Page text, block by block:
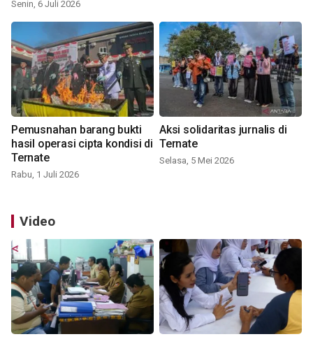
Senin, 6 Juli 2026
Pemusnahan barang bukti
hasil operasi cipta kondisi di
Ternate
Rabu, 1 Juli 2026
Aksi solidaritas jurnalis di
Ternate
Selasa, 5 Mei 2026
Video